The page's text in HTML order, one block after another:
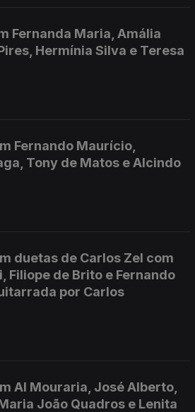
Fernanda Maria, Amália
Hermínia Silva e Teresa
Fernando Maurício,
Tony de Matos e Alcindo
duetas de Carlos Zel com
Filiope de Brito e Fernando
por Carlos
Al Mouraria, José Alberto,
João Quadros e Lenita